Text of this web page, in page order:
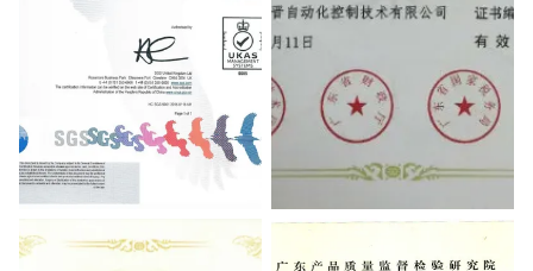
High-Tech Enterprises